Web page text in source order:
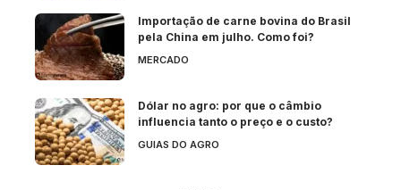
Importação de carne bovina do Brasil
pela China em julho. Como foi?
MERCADO
Dólar no agro: por que o câmbio
influencia tanto o preço e o custo?
GUIAS DO AGRO